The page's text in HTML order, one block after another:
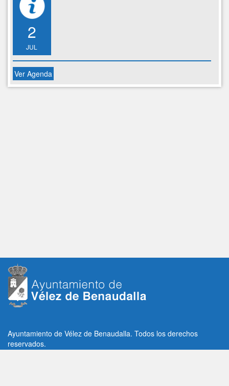
2
JUL
Ver Agenda
Ayuntamiento de Vélez de Benaudalla. Todos los derechos
reservados.